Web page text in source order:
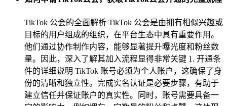
TikTok 公会的全面解析 TikTok 公会是由拥有相似兴趣或
目标的用户组成的组织，在平台生态中具有重要作用。
他们通过协作制作内容，能够显著提升曝光度和粉丝数
量。因此，深入了解其加入流程显得非常关键 1. 开通条
件的详细说明 TikTok 账号必须为个人账户，这确保了身
份的清晰和独立性。完成实名认证是必要步骤，有助于
建立信任并保证账户的真实性。同时，账号需要具备一